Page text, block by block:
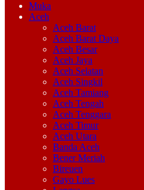
Muka
Aceh
Aceh Barat
Aceh Barat Daya
Aceh Besar
Aceh Jaya
Aceh Selatan
Aceh Singkil
Aceh Tamiang
Aceh Tengah
Aceh Tenggara
Aceh Timur
Aceh Utara
Banda Aceh
Bener Meriah
Bireuen
Gayo Lues